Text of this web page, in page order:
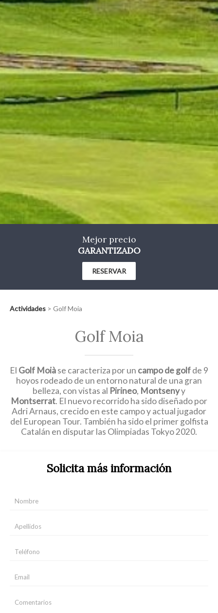
Mejor precio
GARANTIZADO
RESERVAR
Actividades > Golf Moia
Golf Moia
El Golf Moiàse caracteriza por un campo de golfde 9
hoyos rodeado de un entorno natural de una gran
belleza, con vistas al Pirineo, Montsenyy
Montserrat. El nuevo recorrido ha sido diseñado por
Adri Arnaus, crecido en este campo y actual jugador
del European Tour. También ha sido el primer golfista
Catalán en disputar las Olimpiadas Tokyo 2020.
Solicita más información
Permiten realizar el seguimiento y análisis del
comportamiento de los usuarios de este sitio web. La
información recogida mediante este tipo de cookies se
utiliza en la medición de la actividad de la web para la
elaboración de perfiles de navegación de los usuarios con
el fin de introducir mejoras en función del análisis de los
datos de uso que hacen los usuarios del servicio. Permiten
guardar la información de preferencia del usuario para
mejorar la calidad de nuestros servicios y para ofrecer una
mejor experiencia a través de productos recomendados.
Marketing y publicidad
Estas cookies son utilizadas para almacenar información
sobre las preferencias y elecciones personales del usuario
a través de la observación continuada de sus hábitos de
navegación. Gracias a ellas, podemos conocer los hábitos
de navegación en el sitio web y mostrar publicidad
relacionada con el perfil de navegación del usuario.